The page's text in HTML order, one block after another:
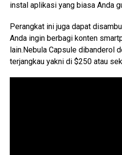
instal aplikasi yang biasa Anda
Perangkat ini juga dapat
Anda ingin berbagi konten
lain.Nebula Capsule dibanderol
terjangkau yakni di $250 atau